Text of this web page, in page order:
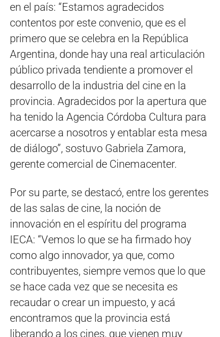
en el país: “Estamos agradecidos
contentos por este convenio, que es el
primero que se celebra en la República
Argentina, donde hay una real articulación
público privada tendiente a promover el
desarrollo de la industria del cine en la
provincia. Agradecidos por la apertura que
ha tenido la Agencia Córdoba Cultura para
acercarse a nosotros y entablar esta mesa
de diálogo”, sostuvo Gabriela Zamora,
gerente comercial de Cinemacenter.
Por su parte, se destacó, entre los gerentes
de las salas de cine, la noción de
innovación en el espíritu del programa
IECA: “Vemos lo que se ha firmado hoy
como algo innovador, ya que, como
contribuyentes, siempre vemos que lo que
se hace cada vez que se necesita es
recaudar o crear un impuesto, y acá
encontramos que la provincia está
liberando a los cines, que vienen muy